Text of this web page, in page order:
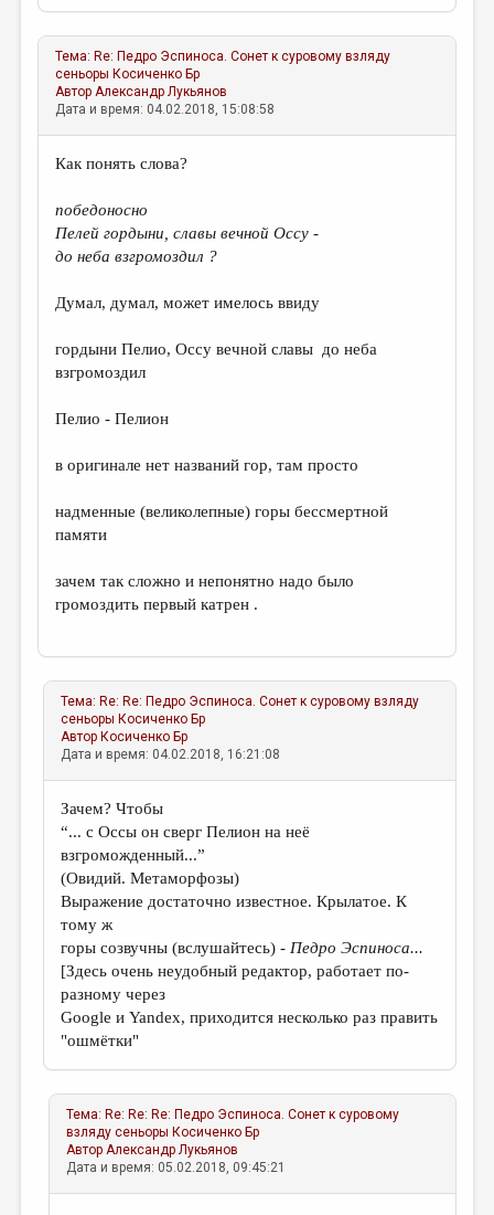
Тема: Re: Педро Эспиноса. Сонет к суровому взляду
сеньоры Косиченко Бр
АвторАлександр Лукьянов
Дата и время: 04.02.2018, 15:08:58
Как понять слова?
победоносно
Пелей гордыни, славы вечной Оссу -
до неба взгромоздил ?
Думал, думал, может имелось ввиду
гордыни Пелио, Оссу вечной славы до неба
взгромоздил
Пелио - Пелион
в оригинале нет названий гор, там просто
надменные (великолепные) горы бессмертной
памяти
зачем так сложно и непонятно надо было
громоздить первый катрен .
Тема: Re: Re: Педро Эспиноса. Сонет к суровому взляду
сеньоры Косиченко Бр
Автор Косиченко Бр
Дата и время: 04.02.2018, 16:21:08
Зачем? Чтобы
“... с Оссы он сверг Пелион на неё
взгроможденный...”
(Овидий. Метаморфозы)
Выражение достаточно известное. Крылатое. К
тому ж
горы созвучны (вслушайтесь) - Педро Эспиноса...
[Здесь очень неудобный редактор, работает по-
разному через
Google и Yandex, приходится несколько раз править
"ошмётки"
Тема: Re: Re: Re: Педро Эспиноса. Сонет к суровому
взляду сеньоры Косиченко Бр
АвторАлександр Лукьянов
Дата и время: 05.02.2018, 09:45:21